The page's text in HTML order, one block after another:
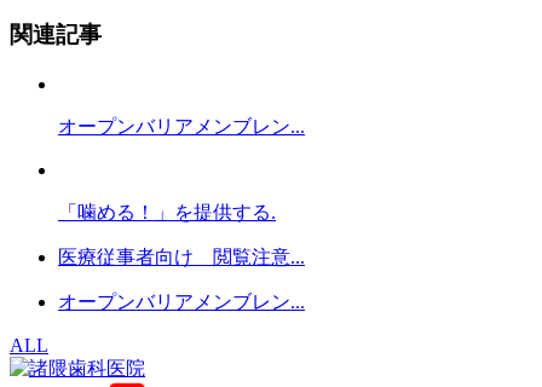
関連記事
オープンバリアメンブレン...
「噛める！」を提供する.
医療従事者向け 閲覧注意...
オープンバリアメンブレン...
ALL